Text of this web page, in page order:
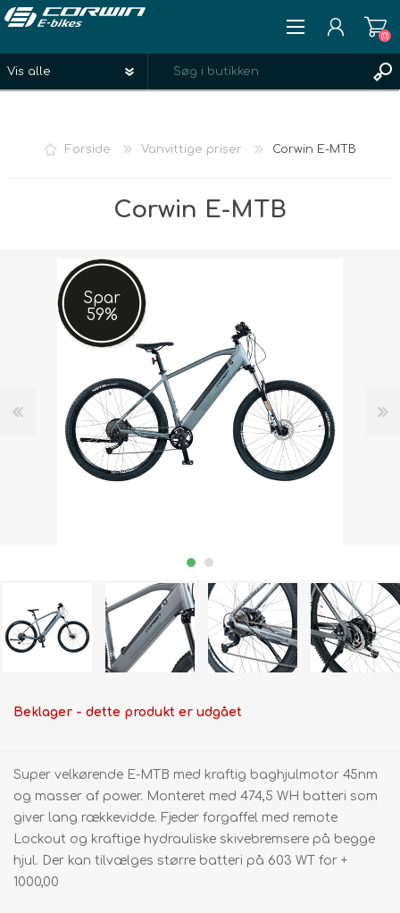
ØNSKELISTE
(0)
Forside Vanvittige priser Corwin E-MTB
Corwin E-MTB
Spar
59%
Beklager - dette produkt er udgået
Super velkørende E-MTB med kraftig baghjulmotor 45nm
og masser af power. Monteret med 474,5 WH batteri som
giver lang rækkevidde. Fjeder forgaffel med remote
Lockout og kraftige hydrauliske skivebremsere på begge
hjul. Der kan tilvælges større batteri på 603 WT for +
1000,00